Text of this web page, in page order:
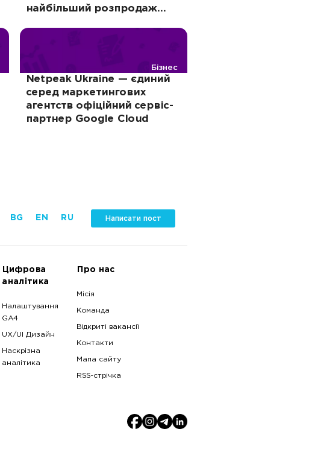
найбільший розпродаж
Бізнес
Netpeak Ukraine — єдиний
серед маркетингових
агентств офіційний сервіс-
партнер Google Cloud
BG EN RU Написати пост
Цифрова
аналітика
Налаштування
GA4
UX/UI Дизайн
Наскрізна
аналітика
Про нас
Місія
Команда
Відкриті вакансії
Контакти
Мапа сайту
RSS-стрічка